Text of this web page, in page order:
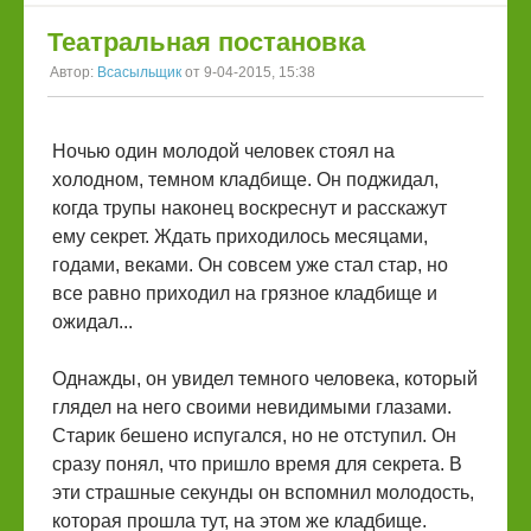
Театральная постановка
Автор: Всасыльщик от 9-04-2015, 15:38
Ночью один молодой человек стоял на
холодном, темном кладбище. Он поджидал,
когда трупы наконец воскреснут и расскажут
ему секрет. Ждать приходилось месяцами,
годами, веками. Он совсем уже стал стар, но
все равно приходил на грязное кладбище и
ожидал...
Однажды, он увидел темного человека, который
глядел на него своими невидимыми глазами.
Старик бешено испугался, но не отступил. Он
сразу понял, что пришло время для секрета. В
эти страшные секунды он вспомнил молодость,
которая прошла тут, на этом же кладбище.